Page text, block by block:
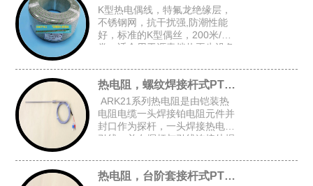
K型热电偶线，特氟龙绝缘层，
不锈钢网，抗干扰强,防潮性能
好，标准的K型偶丝，200米/
卷，适合用于沥青拌热再生设备
合
热电阻，螺纹焊接杆式PT100
ARK21系列热电阻是由铠装热
电阻电缆一头焊接铂电阻元件并
封口作为探杆，一头焊接热电阻
引线，并在探杆与引线连接处焊
纹焊接杆式铠装热电阻。
热电阻，台阶套接杆式PT100